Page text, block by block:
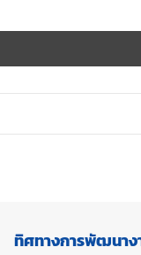
ทิศทางการพัฒนาง